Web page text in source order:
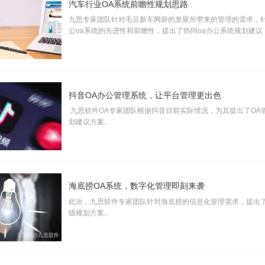
汽车行业OA系统前瞻性规划思路
九思专家团队针对毛豆新车网新的发展所带来的管理的需求，
公oa系统的先进性和前瞻性，提出了协同oa办公系统规划建议
抖音OA办公管理系统，让平台管理更出色
九思软件OA专家团队根据抖音目前实际情况，为其提出了OA
划建议方案。
海底捞OA系统，数字化管理即刻来袭
此次，九思软件专家团队针对海底捞的信息化管理需求，提出
级规划方案。